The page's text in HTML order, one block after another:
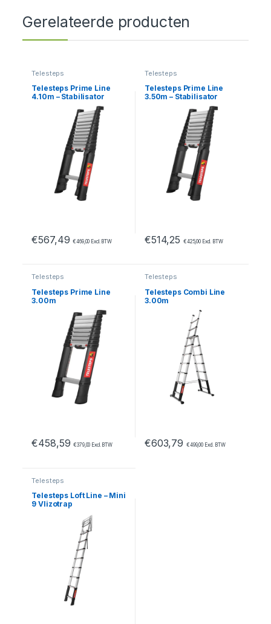
Gerelateerde producten
Telesteps
Telesteps Prime Line
4.10m – Stabilisator
€567,49 €469,00 Excl. BTW
Telesteps
Telesteps Prime Line
3.50m – Stabilisator
€514,25 €425,00Excl. BTW
Telesteps
Telesteps Prime Line
3.00m
€458,59 €379,00 Excl. BTW
Telesteps
Telesteps Combi Line
3.00m
€603,79 €499,00Excl. BTW
Telesteps
Telesteps Loft Line – Mini
9 Vlizotrap